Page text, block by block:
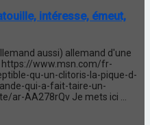
intéresse, émeut,
aussi) allemand d'une
https://www.msn.com/fr-
qu-un-clitoris-la-pique-d-
qui-a-fait-taire-un-
ar-AA278rQv Je mets ici ...